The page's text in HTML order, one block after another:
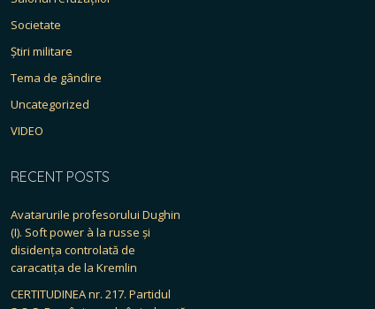
Societate
Știri militare
Tema de gândire
Uncategorized
VIDEO
RECENT POSTS
Avatarurile profesorului Dughin
(I). Soft power à la russe și
disidența controlată de
caracatița de la Kremlin
CERTITUDINEA nr. 217. Partidul